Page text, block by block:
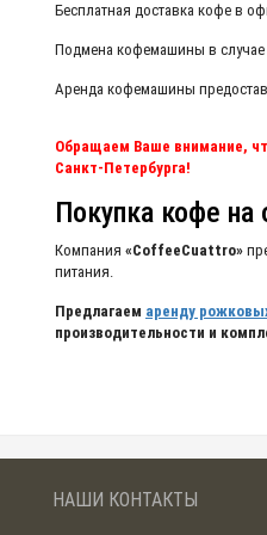
Бесплатная доставка кофе в
Подмена кофемашины в
Аренда кофемашины
Обращаем Ваше внимание,
Санкт-Петербурга!
Покупка кофе на
Компания «CoffeeCuattro»
питания.
Предлагаем аренду
производительности и
НАШИ КОНТАКТЫ